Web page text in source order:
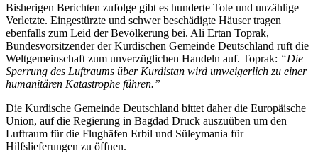
Bisherigen Berichten zufolge gibt es hunderte Tote und unzählige
Verletzte. Eingestürzte und schwer beschädigte Häuser tragen
ebenfalls zum Leid der Bevölkerung bei. Ali Ertan Toprak,
Bundesvorsitzender der Kurdischen Gemeinde Deutschland ruft die
Weltgemeinschaft zum unverzüglichen Handeln auf. Toprak: “Die
Sperrung des Luftraums über Kurdistan wird unweigerlich zu einer
humanitären Katastrophe führen.”
Die Kurdische Gemeinde Deutschland bittet daher die Europäische
Union, auf die Regierung in Bagdad Druck auszuüben um den
Luftraum für die Flughäfen Erbil und Süleymania für
Hilfslieferungen zu öffnen.